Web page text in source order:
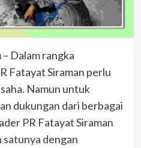
– Dalam rangka
Fatayat Siraman perlu
Namun untuk
dukungan dari berbagai
PR Fatayat Siraman
satunya dengan